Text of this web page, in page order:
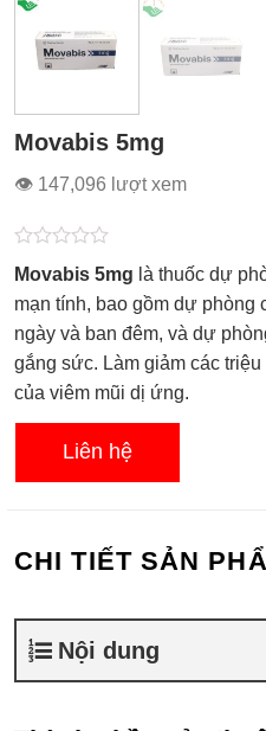
Movabis 5mg
👁 147,096 lượt xem
Được
xếp
hạng
0.0
5
sao
Movabis 5mg là thuốc dự
mạn tính, bao gồm dự phòng
ngày và ban đêm, và dự
gắng sức. Làm giảm các
của viêm mũi dị ứng.
Liên hệ
CHI TIẾT SẢN
Nội dung